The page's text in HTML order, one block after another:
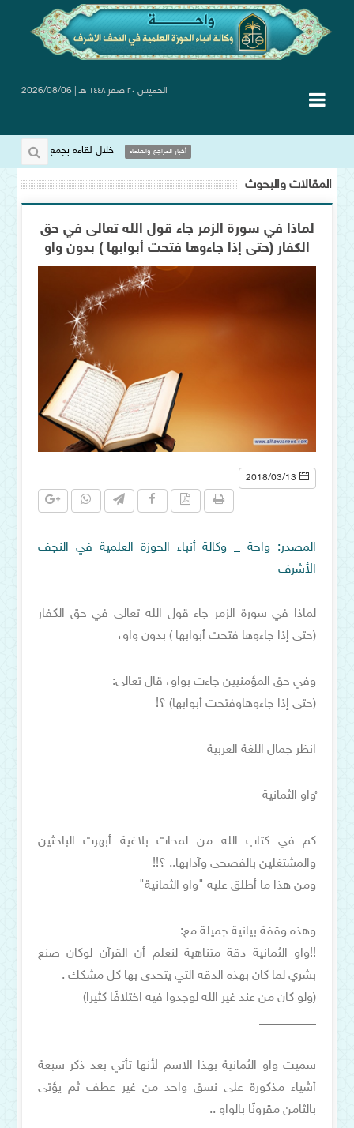
الخميس ٢٠ صفر ١٤٤٨ هـ | 2026/08/06
أخبار المراجع والعلماء خلال لقاءه بجمع ٍمن صنّاع المحتوى
المقالات والبحوث
لماذا في سورة الزمر جاء قول الله تعالى في حق
الكفار (حتى إذا جاءوها فتحت أبوابها ) بدون واو
2018/03/13
المصدر: واحة _ وكالة أنباء الحوزة العلمية في النجف
الأشرف
لماذا في سورة الزمر جاء قول الله تعالى في حق الكفار
(حتى إذا جاءوها فتحت أبوابها ) بدون واو،
وفي حق المؤمنيين جاءت بواو، قال تعالى:
(حتى إذا جاءوهاوفتحت أبوابها) ؟!
انظر جمال اللغة العربية
​ْواو الثمانية​
كم في كتاب الله من لمحات بلاغية أبهرت الباحثين
والمشتغلين بالفصحى وآدابها.. ؟!!
ومن هذا ما أطلق عليه "واو الثمانية"
وهذه وقفة بيانية جميلة مع:
!!واو الثمانية دقة متناهية لنعلم أن القرآن لوكان صنع
بشري لما كان بهذه الدقه التي يتحدى بها كل مشكك .
(ولو كان من عند غير الله لوجدوا فيه اختلافًا كثيرا)
سميت واو الثمانية بهذا الاسم لأنها تأتي بعد ذكر سبعة
أشياء مذكورة على نسق واحد من غير عطف ثم يؤتى
بالثامن مقرونًا بالواو ..